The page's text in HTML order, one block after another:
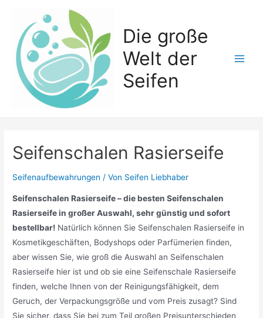
springen
Die große
Welt der
Seifen
Seifenschalen Rasierseife
Seifenaufbewahrungen / Von Seifen Liebhaber
Seifenschalen Rasierseife – die besten Seifenschalen
Rasierseife in großer Auswahl, sehr günstig und sofort
bestellbar! Natürlich können Sie Seifenschalen Rasierseife in
Kosmetikgeschäften, Bodyshops oder Parfümerien finden,
aber wissen Sie, wie groß die Auswahl an Seifenschalen
Rasierseife hier ist und ob sie eine Seifenschale Rasierseife
finden, welche Ihnen von der Reinigungsfähigkeit, dem
Geruch, der Verpackungsgröße und vom Preis zusagt? Sind
Sie sicher, dass Sie bei zum Teil großen Preisunterschieden